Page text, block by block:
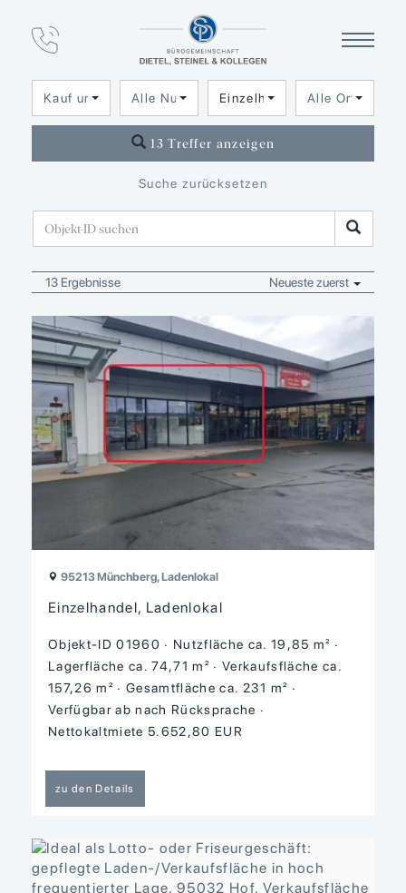
Immobilien­angebot
Einzelhandel
Kauf und MieteAlle NutzungsartenEinzelhandel Alle Orte
13 Treffer anzeigen
Suche zurücksetzen
13 Ergebnisse Neueste zuerst
95213 Münchberg, Ladenlokal
Einzelhandel, Ladenlokal
Objekt-ID 01960
Nutzfläche ca. 19,85 m²
Lagerfläche ca. 74,71 m²
Verkaufsfläche ca.
157,26 m²
Gesamtfläche ca. 231 m²
Verfügbar ab nach Rücksprache
Nettokaltmiete 5.652,80 EUR
zu den Details